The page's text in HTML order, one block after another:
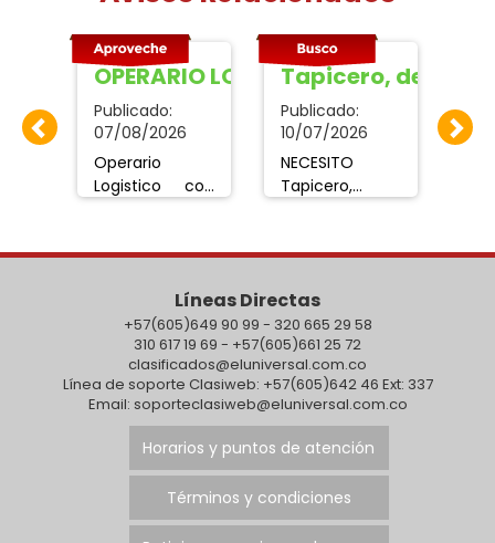
domestica
07/2026
OPERARIO LOGISTICO
Publicado:
07/08/2026
Operario
Logistico con
enviar HV .
Tapicero,
Publicado:
10/07/2026
NECESITO
Tapicero, y
eventos con
Interesados.
llamar:
3234891789.
de
Líneas Directas
+57(605)649 90 99 - 320 665 29 58
310 617 19 69 - +57(605)661 25 72
clasificados@eluniversal.com.co
Línea de soporte Clasiweb: +57(605)642 46 Ext: 337
Email: soporteclasiweb@eluniversal.com.co
Horarios y puntos de atención
Términos y condiciones